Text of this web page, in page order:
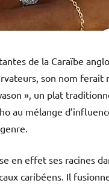
de la Caraïbe
son nom ferait
», un plat
au mélange
en effet ses racines
caribéens. Il